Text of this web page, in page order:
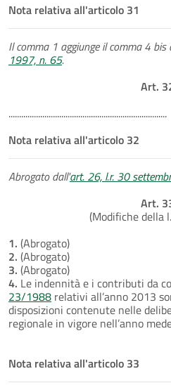
Nota relativa all'articolo 31
Il comma 1 aggiunge il comma 4 bis
1997, n. 65.
Art.
...........................................................................
Nota relativa all'articolo 32
Abrogato dall'art. 26, l.r. 30
Art.
(Modifiche della
1. (Abrogato)
2. (Abrogato)
3. (Abrogato)
4. Le indennità e i contributi da
23/1988 relativi all’anno 2013
disposizioni contenute nelle
regionale in vigore nell’anno
Nota relativa all'articolo 33